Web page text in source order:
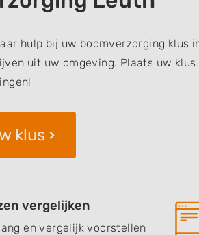
hulp bij uw boomverzorging
uit uw omgeving. Plaats uw
klus
vergelijken
en vergelijk voorstellen